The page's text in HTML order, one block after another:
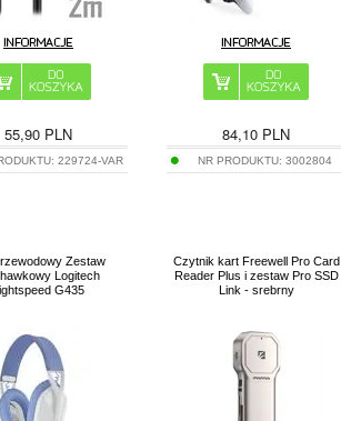
55,90 PLN
229724-VAR
84,10 PLN
NR PRODUKTU: 3002804
Zestaw
Logitech
G435
Czytnik kart Freewell Pro Card
Reader Plus i zestaw Pro SSD
Link - srebrny